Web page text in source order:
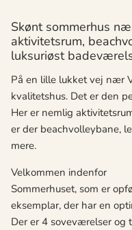
Skønt sommerhus
aktivitetsrum,
luksuriøst
På en lille lukket vej nær
kvalitetshus. Det er den
Her er nemlig
er der beachvolleybane,
mere.
Velkommen indenfor
Sommerhuset, som er
eksemplar, der har en
Der er 4 soveværelser og